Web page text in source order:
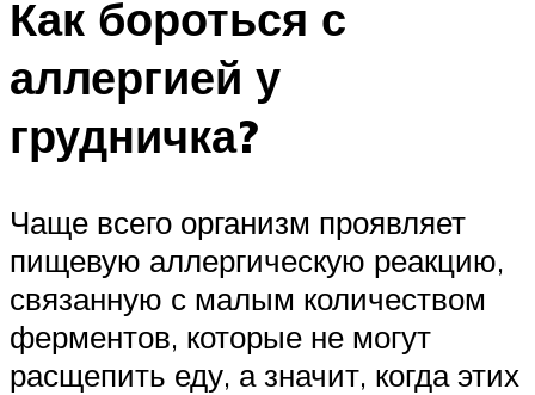
Как бороться с
аллергией у
грудничка?
Чаще всего организм проявляет
пищевую аллергическую реакцию,
связанную с малым количеством
ферментов, которые не могут
расщепить еду, а значит, когда этих